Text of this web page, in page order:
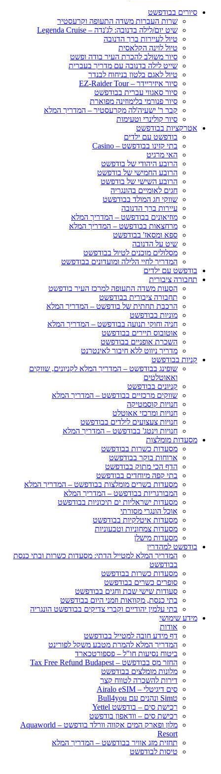
סיורים בבודפשט
שרות העברות משדה התעופה וקרעסטיר
שיט יום/לילה בדנובה: לג'נדה – Legenda Cruise
טיול לעיירות ברך הדנובה
טיול לוינה הקלאסית
סיור משולב להכרת העיר בודה ופשט
שייט לילה בדנובה עם מדריך בעברית
טיול לאגם בלטון בניחוח לבנדר
סיור איזיריידר – EZ-Raider Tour
סיור סאגווי עברית בבודפשט
סיור פנורמי בלימוזינה מפוארת
קבר ר' ישעיה'לה מקרעסטיר – המדריך המלא
סיור קולינרי וטעימות
אטרקציות בבודפשט
בודפשט עם ילדים
בתי קזינו בבודפשט – Casino
האי מרגיט
הרובע היהודי של בודפשט
הרובע החמישי של בודפשט
הרובע השישי של בודפשט
חגים לאומיים בהונגריה
שווקי חג המולד בבודפשט
עיירות ברך הדנובה
מוזיאונים בבודפשט – המדריך המלא
מרחצאות בבודפשט – המדריך המלא
ספא ומסאז' בבודפשט
שיט על הדנובה
מסלולים מוכנים לטיול בבודפשט
המדריך לחיי הלילה ומועדונים בבודפשט
בודפשט עם ילדים
תחבורה ציבורית
הסעות משדה התעופה למרכז העיר בודפשט
תחבורה ציבורית בבודפשט
הרכבת תחתית של בודפשט – המדריך המלא
מוניות בבודפשט
חניה וחוקי תנועה בבודפשט – המדריך המלא
אוטובוס תיירים בבודפשט
השכרת אופניים בבודפשט
מדריך ניווט ללא חיבור לאינטרנט
קניות בבודפשט
שופינג בבודפשט – המדריך המלא לקניונים, שווקים
ואאוטלטים
קניונים בבודפשט
שווקים מרכזיים בבודפשט – המדריך המלא
חנויות קוסמטיקה
חנויות ומרכזי אאוטלט
חנויות צעצועים לילדים בבודפשט
חנויות וינטג' בבודפשט – המדריך המלא
מסעדות מומלצות
מסעדות כשרות בבודפשט
ארוחות בוקר בבודפשט
הדף הכי מתוק בבודפשט
בתי קפה מיוחדים בבודפשט
מסעדות בשרים מומלצות בבודפשט – המדריך המלא
המבורגריות בבודפשט – המדריך המלא
מסעדות ישראליות ים תיכוניות בבודפשט
אוכל הונגרי מסורתי
מסעדות איטלקיות בבודפשט
מסעדות צמחוניות וטבעוניות
מסעדות מישלן
בודפשט למהדרין
המדריך המלא למטייל הדתי: מסעדות כשרות ובתי כנסת
בבודפשט
מסעדות כשרות בבודפשט
סופרים כשרים בבודפשט
סעודות שישי שבת וחגים בבודפשט
בתי כנסת, מקוואות וזמני היום בבודפשט
בתי עלמין יהודיים וקברי צדיקים בבודפשט הונגריה
מידע שימושי
אודות
דף מידע חובה למטייל בבודפשט
המדריך המלא להמרת מטבע משקל לפורינט
ביטוח נסיעות חו"ל – פספורטכארד
החזר מס בבודפשט – Tax Free Refund Budapest
מלונות מומלצים בבודפשט
דירות להשכרה לטווח קצר
סים דיגיטלי – Airalo eSIM
טSim ונהנים עם Bull4you
רכישת סים – בודפשט Yettel
רכישת סים – וודאפון בודפשט
מלון ופארק המים אקווה וורלד בודפשט – Aquaworld
Resort
תחזית מזג אוויר בבודפשט – המדריך המלא
טיסות לבודפשט